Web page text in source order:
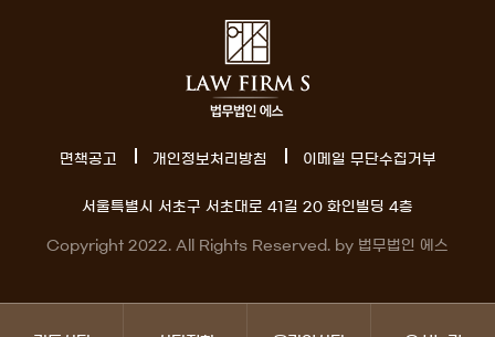
면책공고 개인정보처리방침 이메일 무단수집거부
서울특별시 서초구 서초대로 41길 20 화인빌딩 4층
Copyright 2022. All Rights Reserved. by 법무법인 에스